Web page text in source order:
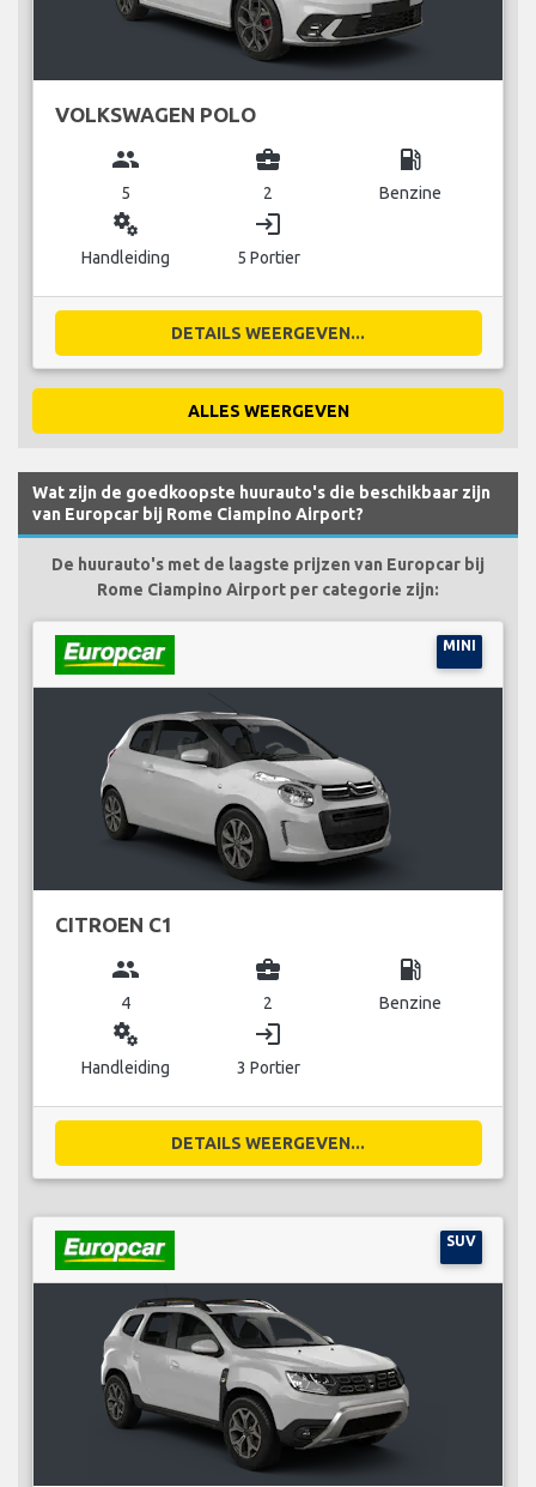
VOLKSWAGEN POLO
group
5
business_center
2
local_gas_station
Benzine
miscellaneous_services
Handleiding
login
5 Portier
DETAILS WEERGEVEN...
ALLES WEERGEVEN
Wat zijn de goedkoopste huurauto's die beschikbaar zijn
van Europcar bij Rome Ciampino Airport?
De huurauto's met de laagste prijzen van Europcar bij
Rome Ciampino Airport per categorie zijn:
MINI
CITROEN C1
group
4
business_center
2
local_gas_station
Benzine
miscellaneous_services
Handleiding
login
3 Portier
DETAILS WEERGEVEN...
SUV